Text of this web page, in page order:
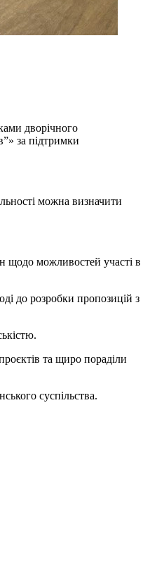
дворічного
за підтримки
можна визначити
щодо можливостей участі в
до розробки пропозицій з
та щиро пораділи
суспільства.